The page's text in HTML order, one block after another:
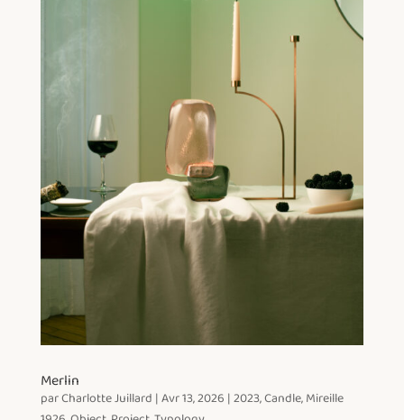
Merlin
parCharlotte Juillard |Avr 13, 2026 |2023,Candle,Mireille